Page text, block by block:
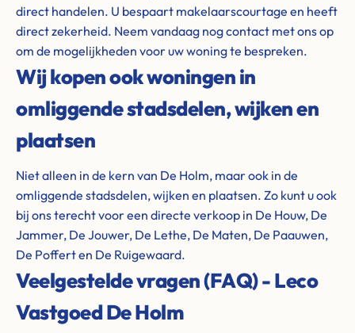
direct handelen. U bespaart makelaarscourtage en heeft
direct zekerheid. Neem vandaag nog contact met ons op
om de mogelijkheden voor uw woning te bespreken.
Wij kopen ook woningen in
omliggende stadsdelen, wijken en
plaatsen
Niet alleen in de kern van De Holm, maar ook in de
omliggende stadsdelen, wijken en plaatsen. Zo kunt u ook
bij ons terecht voor een directe verkoop in De Houw, De
Jammer, De Jouwer, De Lethe, De Maten, De Paauwen,
De Poffert en De Ruigewaard.
Veelgestelde vragen (FAQ) - Leco
Vastgoed De Holm